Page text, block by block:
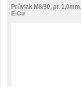
Průvlak M8/30, pr. 1,0mm,
E-Cu